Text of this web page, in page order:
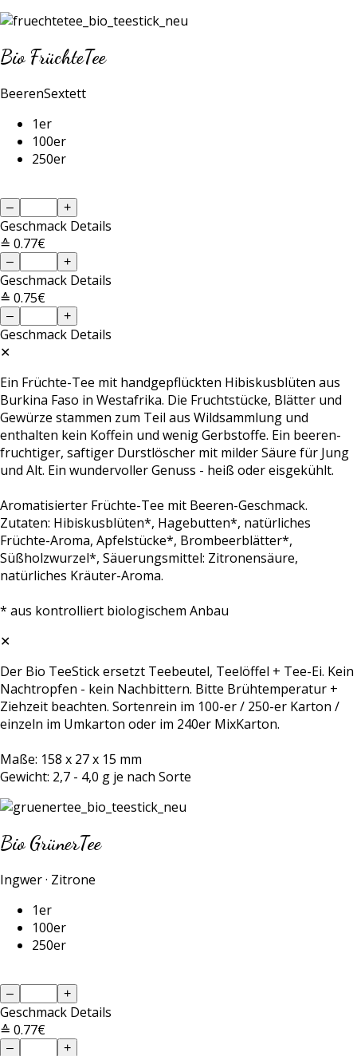
Bio FrüchteTee
BeerenSextett
1er
100er
250er
– +
Geschmack Details
≙ 0.77€
– +
Geschmack Details
≙ 0.75€
– +
Geschmack Details
✕
Ein Früchte-Tee mit handgepflückten Hibiskusblüten aus
Burkina Faso in Westafrika. Die Fruchtstücke, Blätter und
Gewürze stammen zum Teil aus Wildsammlung und
enthalten kein Koffein und wenig Gerbstoffe. Ein beeren-
fruchtiger, saftiger Durstlöscher mit milder Säure für Jung
und Alt. Ein wundervoller Genuss - heiß oder eisgekühlt.
Aromatisierter Früchte-Tee mit Beeren-Geschmack.
Zutaten: Hibiskusblüten*, Hagebutten*, natürliches
Früchte-Aroma, Apfelstücke*, Brombeerblätter*,
Süßholzwurzel*, Säuerungsmittel: Zitronensäure,
natürliches Kräuter-Aroma.
* aus kontrolliert biologischem Anbau
✕
Der Bio TeeStick ersetzt Teebeutel, Teelöffel + Tee-Ei. Kein
Nachtropfen - kein Nachbittern. Bitte Brühtemperatur +
Ziehzeit beachten. Sortenrein im 100-er / 250-er Karton /
einzeln im Umkarton oder im 240er MixKarton.
Maße: 158 x 27 x 15 mm
Gewicht: 2,7 - 4,0 g je nach Sorte
Bio GrünerTee
Ingwer · Zitrone
1er
100er
250er
– +
Geschmack Details
≙ 0.77€
– +